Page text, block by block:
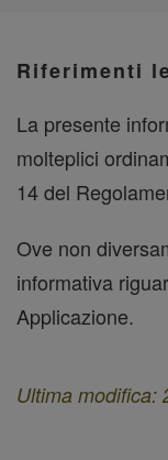
Riferimenti
La presente
molteplici
14 del
Ove non
informativa
Applicazione.
Ultima modifica: